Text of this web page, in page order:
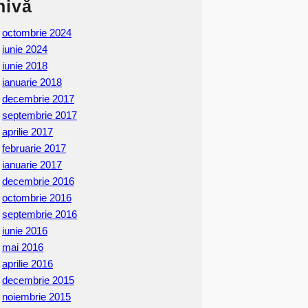
octombrie 2024
iunie 2024
iunie 2018
ianuarie 2018
decembrie 2017
septembrie 2017
aprilie 2017
februarie 2017
ianuarie 2017
decembrie 2016
octombrie 2016
septembrie 2016
iunie 2016
mai 2016
aprilie 2016
decembrie 2015
noiembrie 2015